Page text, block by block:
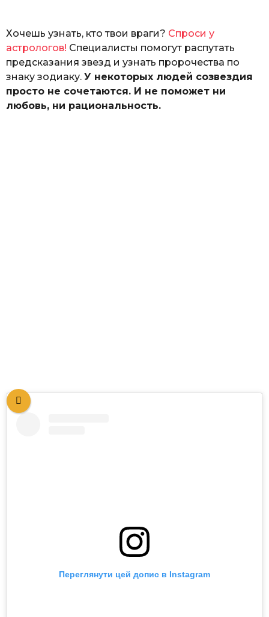
ю
к
Хочешь узнать, кто твои враги? Спроси у
астрологов! Специалисты помогут распутать
предсказания звезд и узнать пророчества по
знаку зодиаку. У некоторых людей созвездия
просто не сочетаются. И не поможет ни
любовь, ни рациональность.
Переглянути цей допис в Instagram